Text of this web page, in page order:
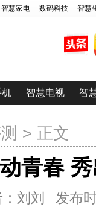
智慧家电 数码科技 智慧
机 智慧电视 智
> 正文
青春
刘刘 发布